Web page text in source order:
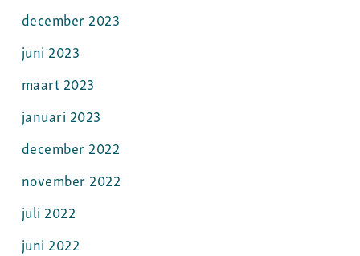
december 2023
juni 2023
maart 2023
januari 2023
december 2022
november 2022
juli 2022
juni 2022